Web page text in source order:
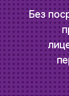
Без